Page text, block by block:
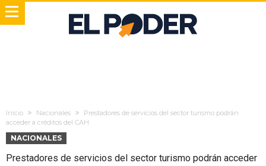
Inicio Nacionales
Prestadores de servicios del sector turismo podrán
acceder a créditos del CAH
NACIONALES
Prestadores de servicios del sector turismo podrán acceder